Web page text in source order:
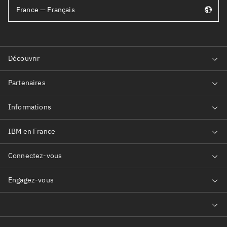
France — Français